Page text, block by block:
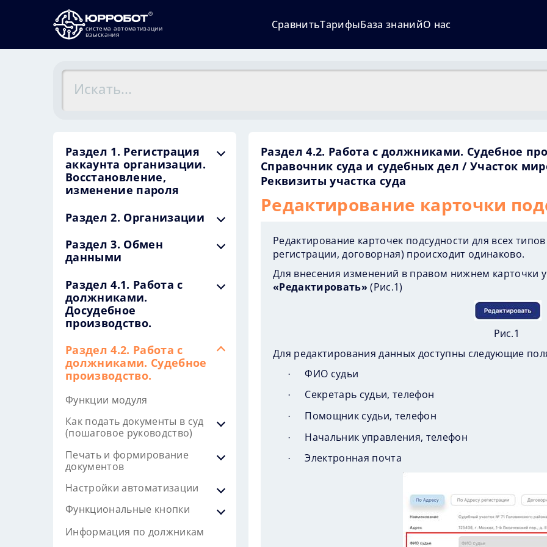
система автоматизации
взыскания
СравнитьТарифыБаза знанийО нас
Раздел 1. Регистрация
аккаунта организации.
Восстановление,
изменение пароля
Раздел 2. Организации
Раздел 3. Обмен
данными
Раздел 4.1. Работа с
должниками.
Досудебное
производство.
Раздел 4.2. Работа с
должниками. Судебное
производство.
Функции модуля
Как подать документы в суд
(пошаговое руководство)
Печать и формирование
документов
Настройки автоматизации
Функциональные кнопки
Информация по должникам
Раздел 4.2. Работа с должниками. Судебное
Справочник суда и судебных дел
Участок
Реквизиты участка суда
Редактирование карточки
Редактирование карточек подсудности для всех
регистрации, договорная) происходит одинаково.
Для внесения изменений в правом нижнем карточки
«Редактировать» (Рис.1)
Рис.1
Для редактирования данных доступны следующие
· ФИО судьи
· Секретарь судьи, телефон
· Помощник судьи, телефон
· Начальник управления, телефон
· Электронная почта